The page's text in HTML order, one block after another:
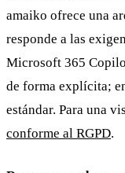
amaiko ofrece una
responde a las
Microsoft 365
de forma explícita;
estándar. Para una
conforme al RGPD.